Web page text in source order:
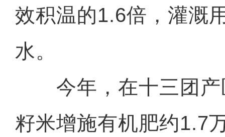
效积温的1.6倍，灌溉
水。
今年，在十三团产
籽米增施有机肥约1.7